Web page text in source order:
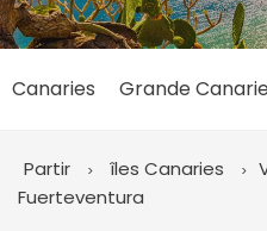
Canaries Grande
Partir îles Canaries
Fuerteventura
☀️ Où partir par mois
Juillet
Août